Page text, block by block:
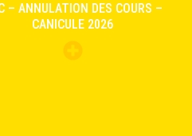
– ANNULATION DES COURS –
CANICULE 2026